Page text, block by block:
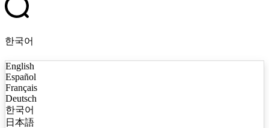
한국어
English
Español
Français
Deutsch
한국어
日本語